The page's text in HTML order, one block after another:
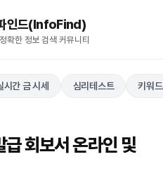
인드(InfoFind)​​​​
확한 정보 검색 커뮤니티
시간 금 시세 심리테스트 키워
회보서 온라인 및